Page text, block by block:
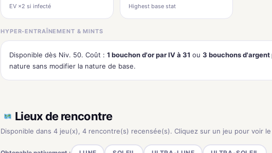
EV ×2 si infecté Highest base stat
HYPER-ENTRAÎNEMENT & MINTS
Disponible dès Niv. 50. Coût : 1 bouchon d'or par IV à 31 ou 3 bouchons d'argent
nature sans modifier la nature de base.
Lieux de rencontre
Disponible dans 4 jeu(x), 4 rencontre(s) recensée(s). Cliquez sur un jeu pour voir